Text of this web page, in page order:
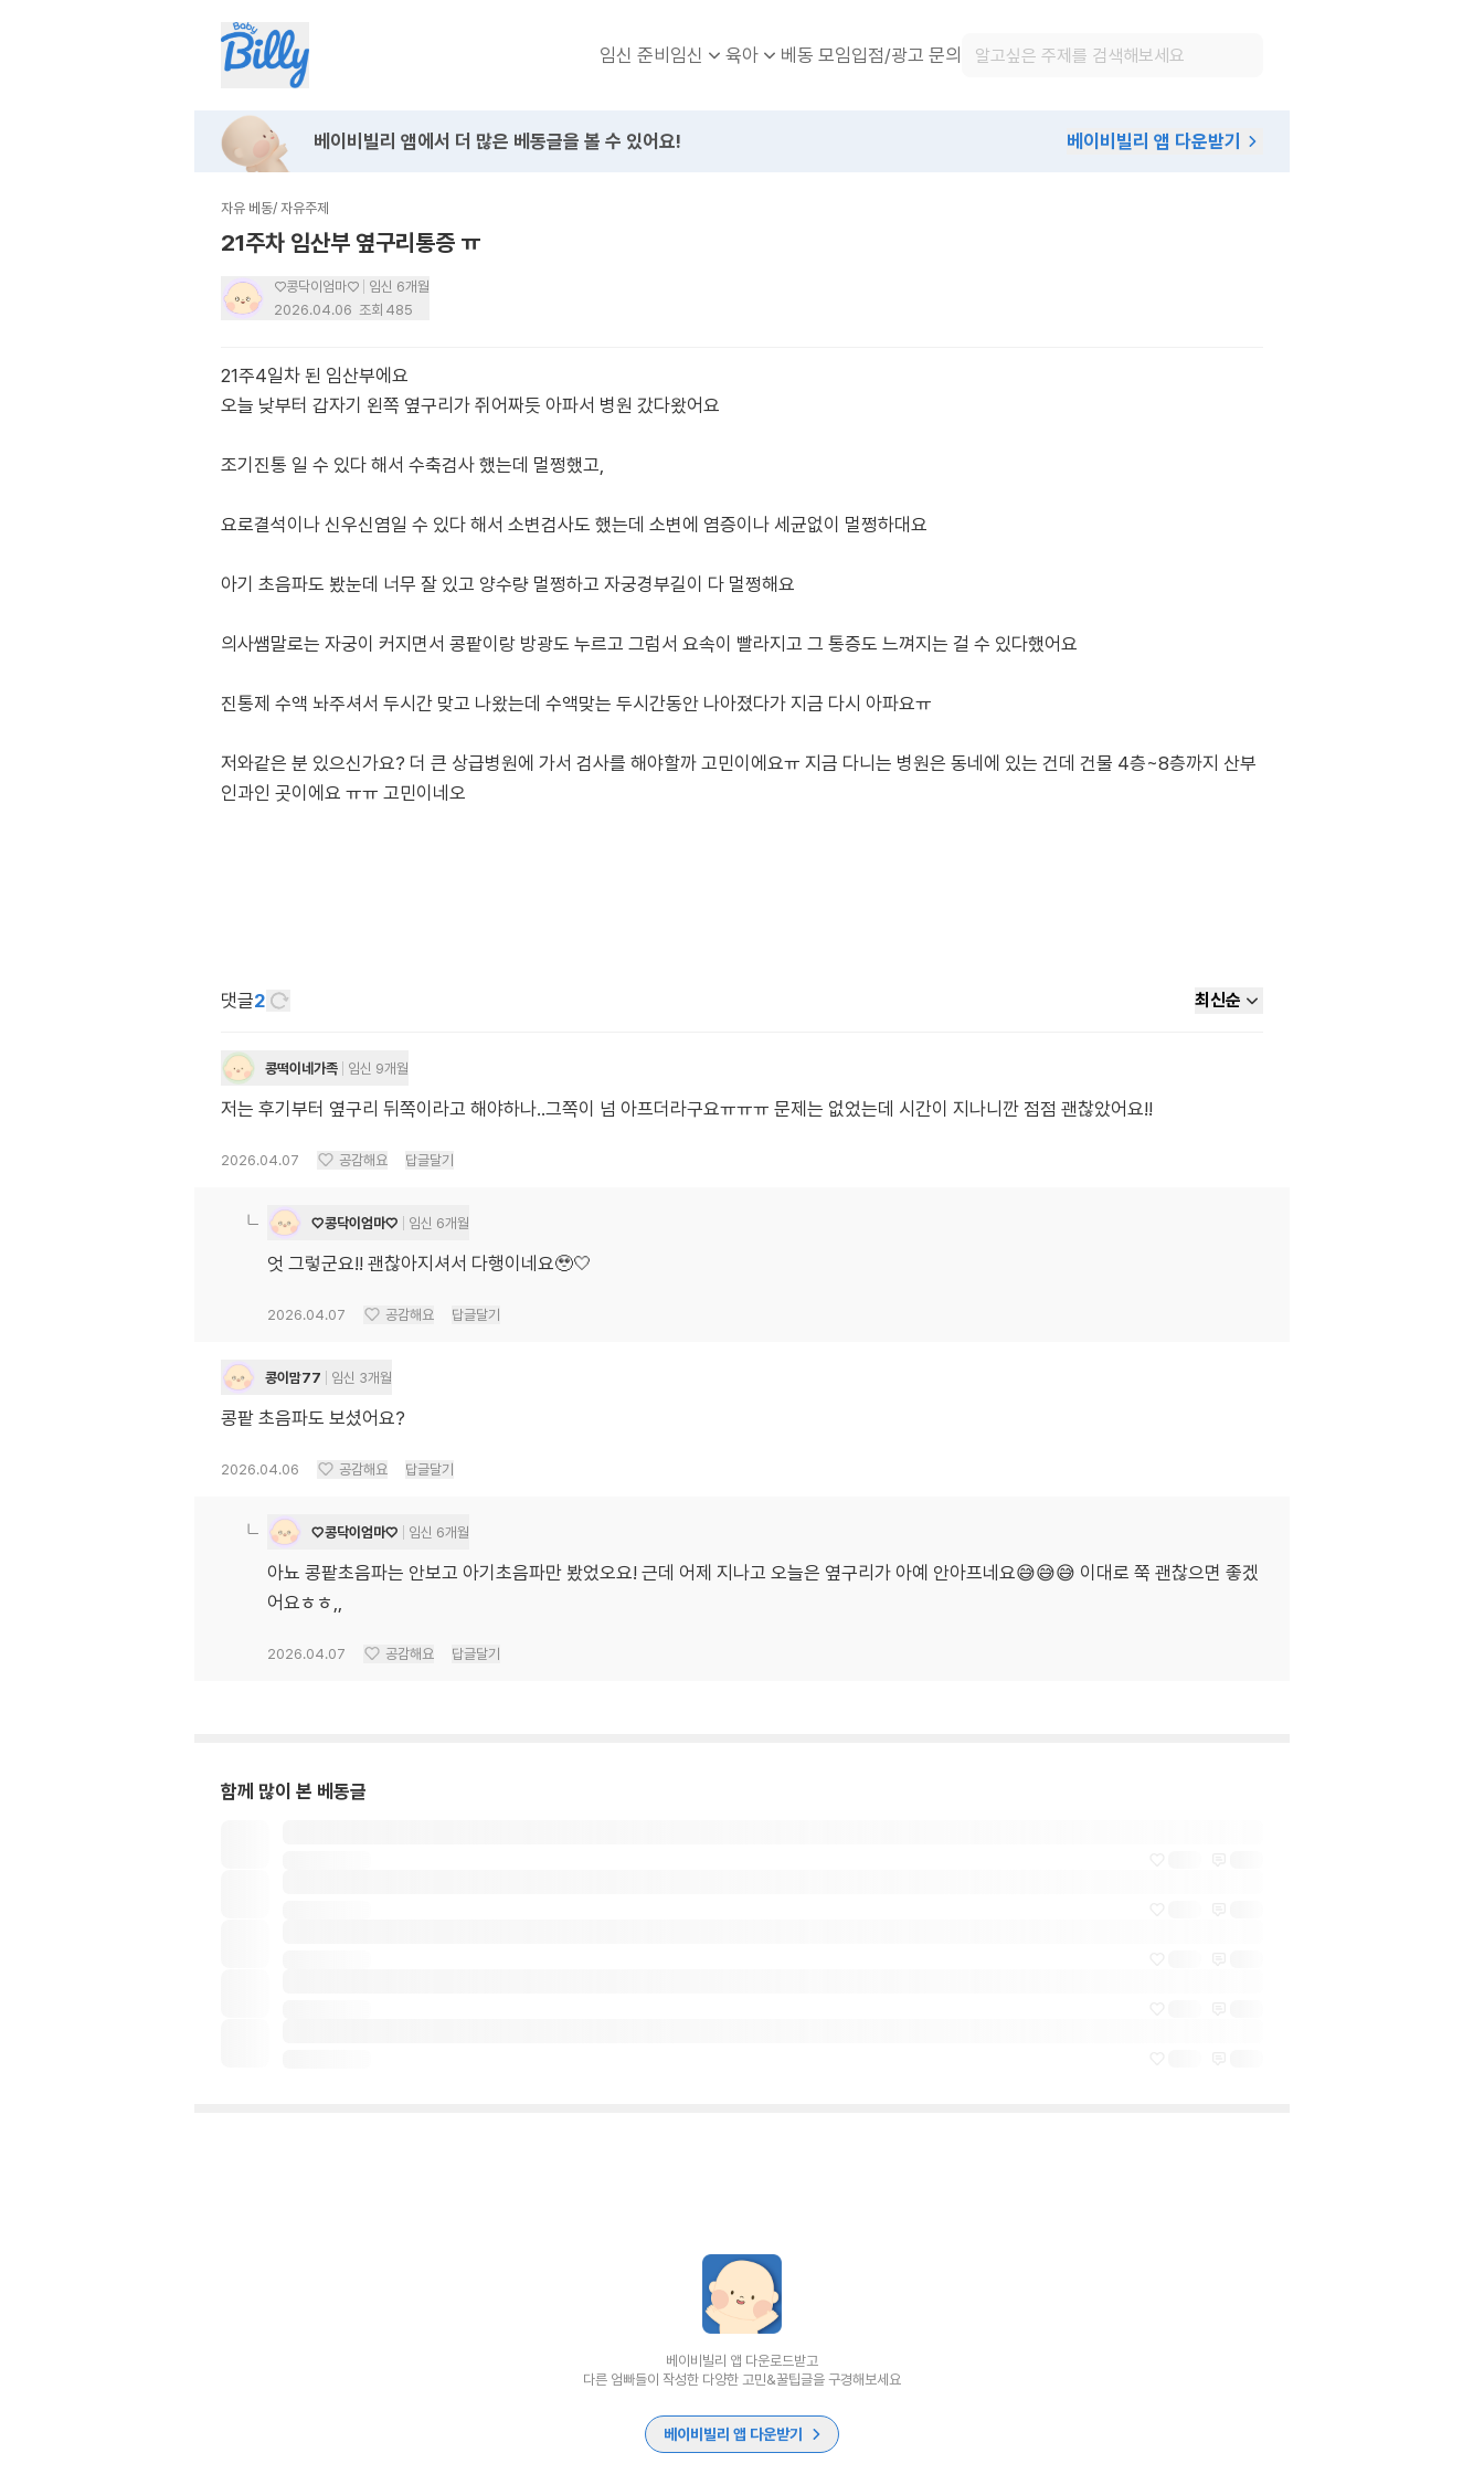
임신 준비임신 육아 베동 모임입점/광고 문의
베이비빌리 앱에서 더 많은 베동글을 볼 수 있어요! 베이비빌리 앱 다운받기
자유 베동/ 자유주제
21주차 임산부 옆구리통증 ㅠ
♡콩닥이엄마♡
임신 6개월
2026.04.06 조회 485
21주4일차 된 임산부에요
오늘 낮부터 갑자기 왼쪽 옆구리가 쥐어짜듯 아파서 병원 갔다왔어요
조기진통 일 수 있다 해서 수축검사 했는데 멀쩡했고,
요로결석이나 신우신염일 수 있다 해서 소변검사도 했는데 소변에 염증이나 세균없이 멀쩡하대요
아기 초음파도 봤눈데 너무 잘 있고 양수량 멀쩡하고 자궁경부길이 다 멀쩡해요
의사쌤말로는 자궁이 커지면서 콩팥이랑 방광도 누르고 그럼서 요속이 빨라지고 그 통증도 느껴지는 걸 수 있다했어요
진통제 수액 놔주셔서 두시간 맞고 나왔는데 수액맞는 두시간동안 나아졌다가 지금 다시 아파요ㅠ
저와같은 분 있으신가요? 더 큰 상급병원에 가서 검사를 해야할까 고민이에요ㅠ 지금 다니는 병원은 동네에 있는 건데 건물 4층~8층까지 산부
인과인 곳이에요 ㅠㅠ 고민이네오
댓글2 최신순
콩떡이네가족 임신 9개월
저는 후기부터 옆구리 뒤쪽이라고 해야하나..그쪽이 넘 아프더라구요ㅠㅠㅠ 문제는 없었는데 시간이 지나니깐 점점 괜찮았어요!!
2026.04.07 공감해요 답글달기
♡콩닥이엄마♡ 임신 6개월
엇 그렇군요!! 괜찮아지셔서 다행이네요🥹🤍
2026.04.07 공감해요 답글달기
콩이맘77 임신 3개월
콩팥 초음파도 보셨어요?
2026.04.06 공감해요 답글달기
♡콩닥이엄마♡ 임신 6개월
아뇨 콩팥초음파는 안보고 아기초음파만 봤었오요! 근데 어제 지나고 오늘은 옆구리가 아예 안아프네요😅😅😅 이대로 쭉 괜찮으면 좋겠
어요ㅎㅎ,,
2026.04.07 공감해요 답글달기
함께 많이 본 베동글
베이비빌리 앱 다운로드받고
다른 엄빠들이 작성한 다양한 고민&꿀팁글을 구경해보세요
베이비빌리 앱 다운받기